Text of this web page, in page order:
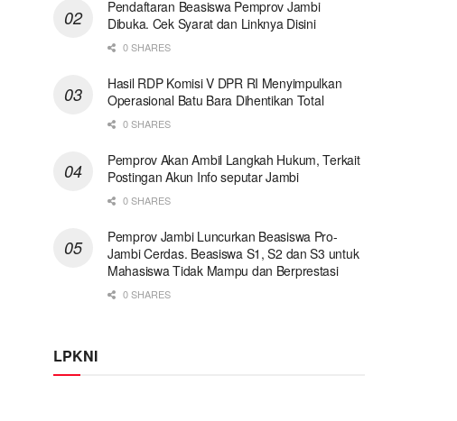
Pendaftaran Beasiswa Pemprov Jambi
Dibuka. Cek Syarat dan Linknya Disini
0 SHARES
Hasil RDP Komisi V DPR RI Menyimpulkan
Operasional Batu Bara Dihentikan Total
0 SHARES
Pemprov Akan Ambil Langkah Hukum, Terkait
Postingan Akun Info seputar Jambi
0 SHARES
Pemprov Jambi Luncurkan Beasiswa Pro-
Jambi Cerdas. Beasiswa S1, S2 dan S3 untuk
Mahasiswa Tidak Mampu dan Berprestasi
0 SHARES
LPKNI